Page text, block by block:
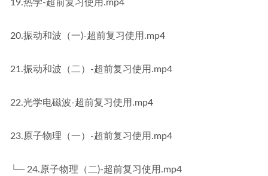
19.热学-超前复习使用.mp4
20.振动和波（一)-超前复习使用.mp4
21.振动和波（二）-超前复习使用.mp4
22.光学电磁波-超前复习使用.mp4
23.原子物理（一）-超前复习使用.mp4
└─ 24.原子物理（二)-超前复习使用.mp4